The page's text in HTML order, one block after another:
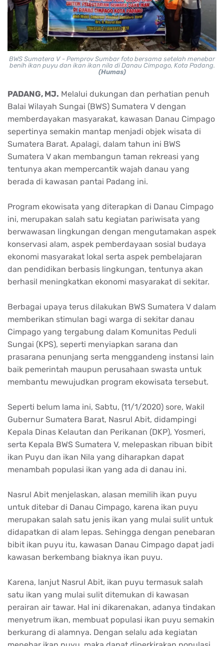
BWS Sumatera V - Pemprov Sumbar foto bersama setelah menebar
benih ikan puyu dan ikan ikan nila di Danau Cimpago, Kota Padang.
(Humas)
PADANG, MJ. Melalui dukungan dan perhatian penuh
Balai Wilayah Sungai (BWS) Sumatera V dengan
memberdayakan masyarakat, kawasan Danau Cimpago
sepertinya semakin mantap menjadi objek wisata di
Sumatera Barat. Apalagi, dalam tahun ini BWS
Sumatera V akan membangun taman rekreasi yang
tentunya akan mempercantik wajah danau yang
berada di kawasan pantai Padang ini.
Program ekowisata yang diterapkan di Danau Cimpago
ini, merupakan salah satu kegiatan pariwisata yang
berwawasan lingkungan dengan mengutamakan aspek
konservasi alam, aspek pemberdayaan sosial budaya
ekonomi masyarakat lokal serta aspek pembelajaran
dan pendidikan berbasis lingkungan, tentunya akan
berhasil meningkatkan ekonomi masyarakat di sekitar.
Berbagai upaya terus dilakukan BWS Sumatera V dalam
memberikan stimulan bagi warga di sekitar danau
Cimpago yang tergabung dalam Komunitas Peduli
Sungai (KPS), seperti menyiapkan sarana dan
prasarana penunjang serta menggandeng instansi lain
baik pemerintah maupun perusahaan swasta untuk
membantu mewujudkan program ekowisata tersebut.
Seperti belum lama ini, Sabtu, (11/1/2020) sore, Wakil
Gubernur Sumatera Barat, Nasrul Abit, didampingi
Kepala Dinas Kelautan dan Perikanan (DKP), Yosmeri,
serta Kepala BWS Sumatera V, melepaskan ribuan bibit
ikan Puyu dan ikan Nila yang diharapkan dapat
menambah populasi ikan yang ada di danau ini.
Nasrul Abit menjelaskan, alasan memilih ikan puyu
untuk ditebar di Danau Cimpago, karena ikan puyu
merupakan salah satu jenis ikan yang mulai sulit untuk
didapatkan di alam lepas. Sehingga dengan penebaran
bibit ikan puyu itu, kawasan Danau Cimpago dapat jadi
kawasan berkembang biaknya ikan puyu.
Karena, lanjut Nasrul Abit, ikan puyu termasuk salah
satu ikan yang mulai sulit ditemukan di kawasan
perairan air tawar. Hal ini dikarenakan, adanya tindakan
menyetrum ikan, membuat populasi ikan puyu semakin
berkurang di alamnya. Dengan selalu ada kegiatan